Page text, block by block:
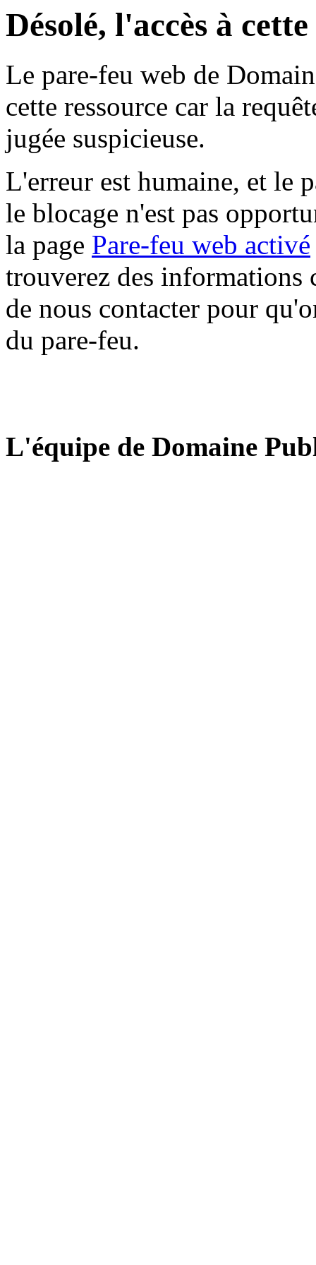
Désolé, l'accès à
Le pare-feu web de
cette ressource car la
jugée suspicieuse.
L'erreur est humaine, et le
le blocage n'est pas
la page Pare-feu web activé
trouverez des informations
de nous contacter pour
du pare-feu.
L'équipe de Domaine